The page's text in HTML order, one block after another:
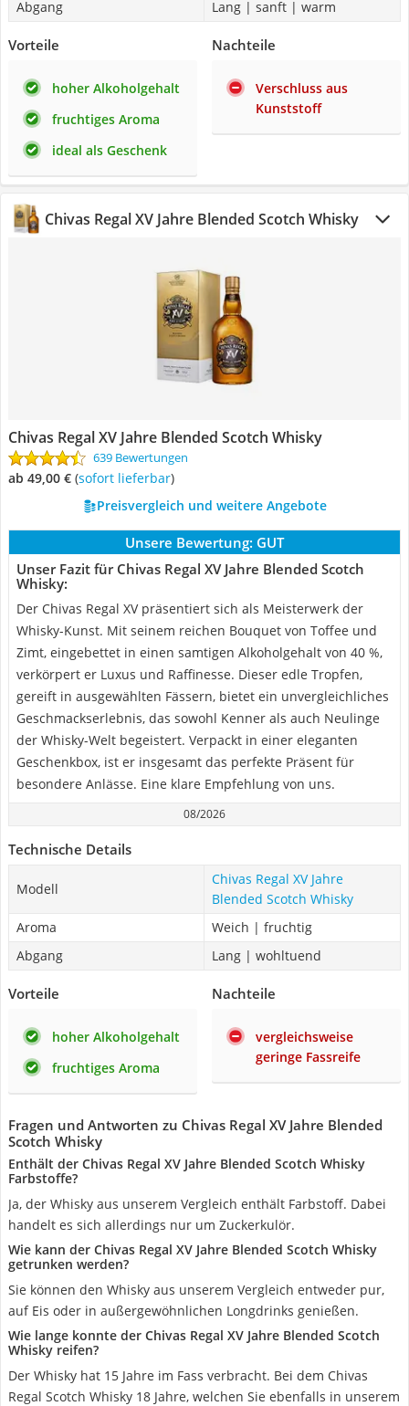
Abgang Lang | sanft | warm
Vorteile
hoher Alkoholgehalt
fruchtiges Aroma
ideal als Geschenk
Nachteile
Verschluss aus
Kunststoff
Chivas Regal XV Jahre Blended Scotch Whisky
Chivas Regal XV Jahre Blended Scotch Whisky
639 Bewertungen
ab 49,00 € ( Sofort lieferbar)
Preisvergleich und weitere Angebote
Unsere Bewertung: GUT
Unser Fazit für Chivas Regal XV Jahre Blended Scotch
Whisky:
Der Chivas Regal XV präsentiert sich als Meisterwerk der
Whisky-Kunst. Mit seinem reichen Bouquet von Toffee und
Zimt, eingebettet in einen samtigen Alkoholgehalt von 40 %,
verkörpert er Luxus und Raffinesse. Dieser edle Tropfen,
gereift in ausgewählten Fässern, bietet ein unvergleichliches
Geschmackserlebnis, das sowohl Kenner als auch Neulinge
der Whisky-Welt begeistert. Verpackt in einer eleganten
Geschenkbox, ist er insgesamt das perfekte Präsent für
besondere Anlässe. Eine klare Empfehlung von uns.
08/2026
Technische Details
Modell
Chivas Regal XV Jahre
Blended Scotch Whisky
Aroma
Weich | fruchtig
Abgang
Lang | wohltuend
Vorteile
hoher Alkoholgehalt
fruchtiges Aroma
Nachteile
vergleichsweise
geringe Fassreife
Fragen und Antworten zu Chivas Regal XV Jahre Blended
Scotch Whisky
Enthält der Chivas Regal XV Jahre Blended Scotch Whisky
Farbstoffe?
Ja, der Whisky aus unserem Vergleich enthält Farbstoff. Dabei
handelt es sich allerdings nur um Zuckerkulör.
Wie kann der Chivas Regal XV Jahre Blended Scotch Whisky
getrunken werden?
Sie können den Whisky aus unserem Vergleich entweder pur,
auf Eis oder in außergewöhnlichen Longdrinks genießen.
Wie lange konnte der Chivas Regal XV Jahre Blended Scotch
Whisky reifen?
Der Whisky hat 15 Jahre im Fass verbracht. Bei dem Chivas
Regal Scotch Whisky 18 Jahre, welchen Sie ebenfalls in unserem